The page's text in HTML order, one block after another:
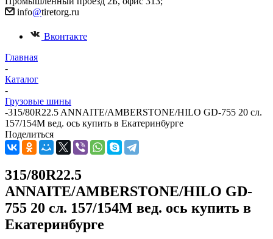
info@tiretorg.ru
Вконтакте
Главная
-
Каталог
-
Грузовые шины
-315/80R22.5 ANNAITE/AMBERSTONE/HILO GD-755 20 сл.
157/154M вед. ось купить в Екатеринбурге
Поделиться
315/80R22.5
ANNAITE/AMBERSTONE/HILO GD-
755 20 сл. 157/154M вед. ось купить в
Екатеринбурге